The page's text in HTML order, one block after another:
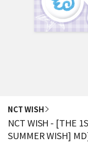
NCT WISH
NCT WISH - [THE
SUMMER WISH]